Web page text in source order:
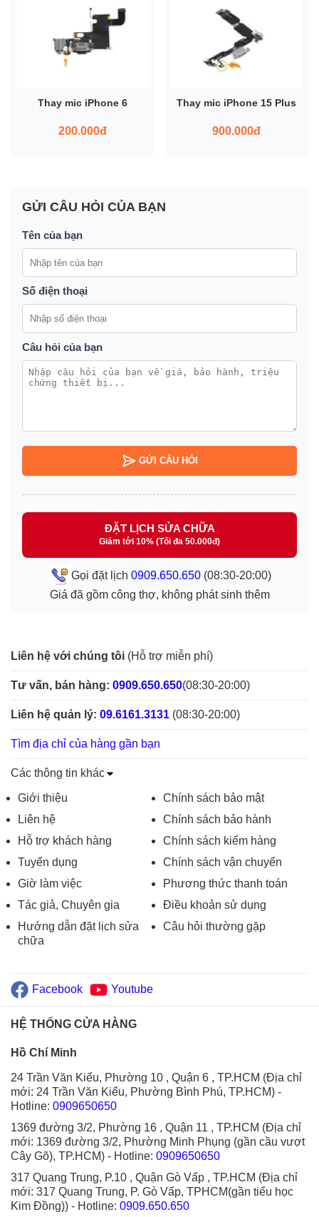
Thay mic iPhone 6
200.000đ
Thay mic iPhone 15 Plus
900.000đ
GỬI CÂU HỎI CỦA BẠN
Tên của bạn
Số điện thoại
Câu hỏi của bạn
GỬI CÂU HỎI
ĐẶT LỊCH SỬA CHỮA
Giảm tới 10% (Tối đa 50.000đ)
Gọi đặt lịch 0909.650.650(08:30-20:00)
Giá đã gồm công thợ, không phát sinh thêm
Liên hệ với chúng tôi (Hỗ trợ miễn phí)
Tư vấn, bán hàng: 0909.650.650(08:30-20:00)
Liên hệ quản lý: 09.6161.3131 (08:30-20:00)
Tìm địa chỉ của hàng gần bạn
Các thông tin khác
Giới thiệu
Liên hệ
Hỗ trợ khách hàng
Tuyển dụng
Giờ làm việc
Tác giả, Chuyên gia
Hướng dẫn đặt lịch sửa
chữa
Chính sách bảo mật
Chính sách bảo hành
Chính sách kiểm hàng
Chính sách vận chuyển
Phương thức thanh toán
Điều khoản sử dụng
Câu hỏi thường gặp
Facebook Youtube
HỆ THỐNG CỬA HÀNG
Hồ Chí Minh
24 Trần Văn Kiểu, Phường 10 , Quận 6 , TP.HCM (Địa chỉ
mới: 24 Trần Văn Kiểu, Phường Bình Phú, TP.HCM) -
Hotline: 0909650650
1369 đường 3/2, Phường 16 , Quận 11 , TP.HCM (Địa chỉ
mới: 1369 đường 3/2, Phường Minh Phụng (gần cầu vượt
Cây Gõ), TP.HCM) - Hotline: 0909650650
317 Quang Trung, P.10 , Quận Gò Vấp , TP.HCM (Địa chỉ
mới: 317 Quang Trung, P. Gò Vấp, TPHCM(gần tiểu học
Kim Đồng)) - Hotline: 0909.650.650